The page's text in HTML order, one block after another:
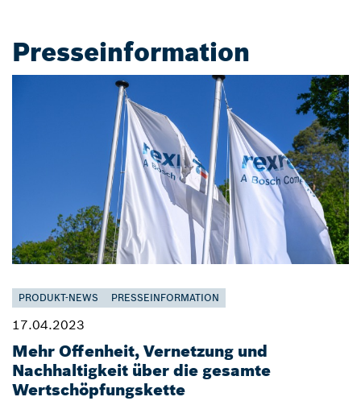
Presseinformation
PRODUKT-NEWS PRESSEINFORMATION
17.04.2023
Mehr Offenheit, Vernetzung und
Nachhaltigkeit über die gesamte
Wertschöpfungskette